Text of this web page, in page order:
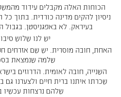
הכוחות האלה מקבלים עידוד
ניסיון להקים מדינה כורדית. בתוך
בעיראק. לא באפגניסטן. בגבול
יש לנו שלוש
האחת, חובה מוסרית. יש שם אזרחים
שלמה שנמצאת
השנייה, חובה לאומית. הדרוזים
שכרתו איתנו ברית חיים ולצערנו
שלהם נרצחות עכשיו